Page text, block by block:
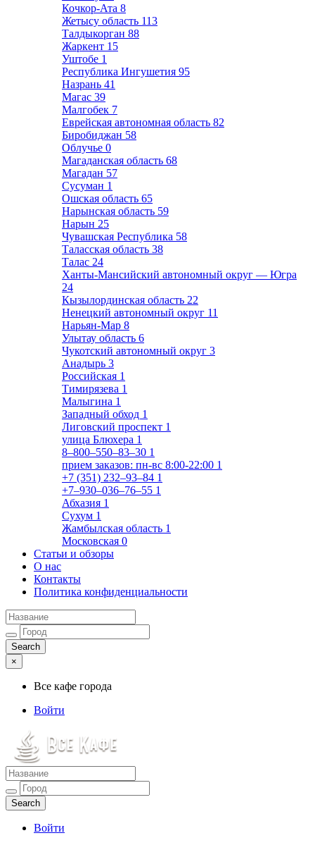
Кочкор-Ата 8
Жетысу область 113
Талдыкорган 88
Жаркент 15
Уштобе 1
Республика Ингушетия 95
Назрань 41
Магас 39
Малгобек 7
Еврейская автономная область 82
Биробиджан 58
Облучье 0
Магаданская область 68
Магадан 57
Сусуман 1
Ошская область 65
Нарынская область 59
Нарын 25
Чувашская Республика 58
Таласская область 38
Талас 24
Ханты-Мансийский автономный округ — Югра
24
Кызылординская область 22
Ненецкий автономный округ 11
Нарьян-Мар 8
Улытау область 6
Чукотский автономный округ 3
Анадырь 3
Российская 1
Тимирязева 1
Малыгина 1
Западный обход 1
Лиговский проспект 1
улица Блюхера 1
8‒800‒550‒83‒30 1
прием заказов: пн-вс 8:00-22:00 1
+7 (351) 232‒93‒84 1
+7‒930‒036‒76‒55 1
Абхазия 1
Сухум 1
Жамбылская область 1
Московская 0
Статьи и обзоры
О нас
Контакты
Политика конфиденциальности
×
Все кафе города
Войти
Все кафе города
Каталог хороших кафе
Войти